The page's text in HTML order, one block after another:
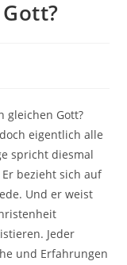
gleichen Gott?
eigentlich alle
spricht diesmal
bezieht sich auf
Und er weist
Jeder
und Erfahrungen